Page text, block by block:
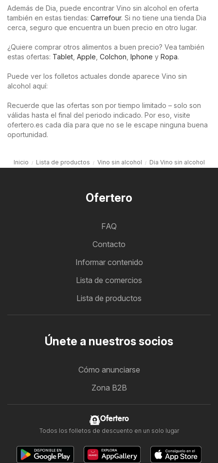
Además de Dia, puede encontrar Vino sin alcohol en oferta
también en estas tiendas: Carrefour. Si no tiene una tienda Dia
cerca, seguro que encuentra un buen precio en otro lugar.
¿Quiere comprar otros alimentos a buen precio? Vea también
estas ofertas: Tablet Apple Colchon Iphone y Ropa.
Puede ver los folletos actuales donde aparece Vino sin
alcohol aquí:
Recuerde que las ofertas son por tiempo limitado – solo son
válidas hasta el final del periodo indicado. Por eso, visite
ofertero.es cada día para que no se le escape ninguna buena
oportunidad.
Inicio Lista de productos Vino sin alcohol Dia Vino sin alcohol
Ofertero
FAQ
Contacto
Informar contenido
Lista de comercios
Lista de productos
Únete a nuestros socios
Cómo anunciarse
Zona B2B
Ofertero
Todos los folletos de descuento en un solo lugar